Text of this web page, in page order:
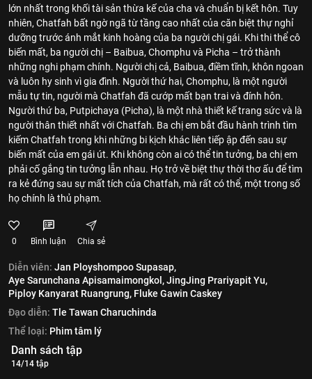
lớn nhất trong khối tài sản thừa kế của cha và chuẩn bị kết hôn. Tuy
nhiên, Chatfah bất ngờ ngã từ tầng cao nhất của căn biệt thự nghỉ
dưỡng trước ánh mắt kinh hoàng của ba người chị gái. Khi thi thể cô
biến mất, ba người chị – Baibua, Chomphu và Picha – trở thành
những nghi phạm chính. Người chị cả, Baibua, điềm tĩnh, khôn ngoan
và luôn hy sinh vì gia đình. Người thứ hai, Chomphu, là một người
mẫu tự tin, người mà Chatfah đã cướp mất bạn trai và đính hôn.
Người thứ ba, Putpichaya (Picha), là một nhà thiết kế trang sức và là
người thân thiết nhất với Chatfah. Ba chị em bắt đầu hành trình tìm
kiếm Chatfah trong khi những bi kịch khác liên tiếp ập đến sau sự
biến mất của em gái út. Khi không còn ai có thể tin tưởng, ba chị em
phải cố gắng tin tưởng lẫn nhau. Họ trở về biệt thự thời thơ ấu để tìm
ra kẻ đứng sau sự mất tích của Chatfah, mà rất có thể, một trong số
họ chính là thủ phạm.
0 Bình luận Chia sẻ
Diễn viên: Jan Ployshompoo Supasap,
Aye Sarunchana Apisamaimongkol,JingJing Prariyapit Yu,
Piploy Kanyarat Ruangrung, Fluke Gawin Caskey
Đạo diễn: Tle Tawan Charuchinda
Thể loại: Phim tâm lý
Danh sách tập
14/14 tập